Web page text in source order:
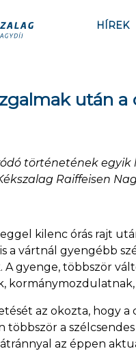
HÍREK
után
történetének
Raiffeisen
kilenc órás rajt
a vártnál gyengébb
gyenge, többször
az okozta, hogy
többször a
az éppen